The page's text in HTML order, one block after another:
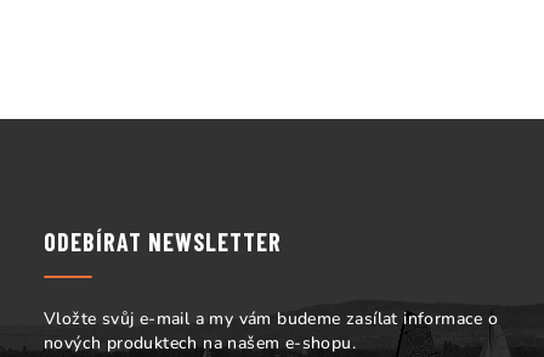
k
p
i
u
ODEBÍRAT NEWSLETTER
Vložte svůj e-mail a my vám budeme zasílat informace o
nových produktech na našem e-shopu.